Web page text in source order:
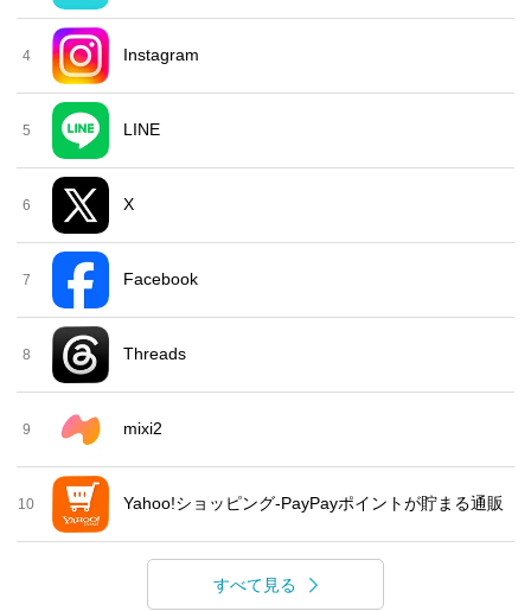
4 Instagram
5 LINE
6 X
7 Facebook
8 Threads
9 mixi2
10 Yahoo!ショッピング-PayPayポイントが貯まる通販
すべて見る